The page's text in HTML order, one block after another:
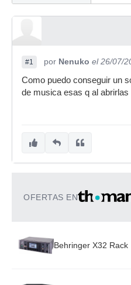
#1 por Nenuko el 26/07/
Como puedo conseguir un
de musica esas q al
OFERTAS EN
Behringer X32 Rack